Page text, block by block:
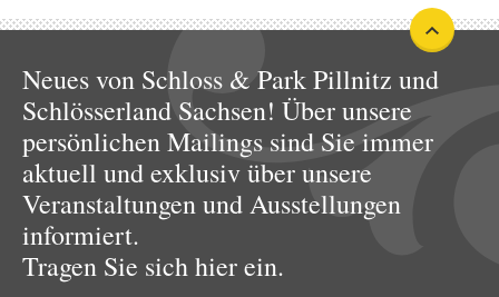
Neues von Schloss & Park Pillnitz und
Schlösserland Sachsen! Über unsere
persönlichen Mailings sind Sie immer
aktuell und exklusiv über unsere
Veranstaltungen und Ausstellungen
informiert.
Tragen Sie sich hier ein.